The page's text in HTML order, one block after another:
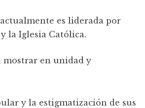
es liderada por
la Iglesia Católica.
y la estigmatización de sus